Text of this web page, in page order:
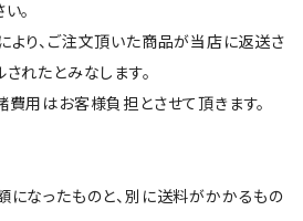
。
より、ご注文頂いた商品が当店に返送さ
れたとみなします。
用はお客様負担とさせて頂きます。
になったものと、別に送料がかかるもの